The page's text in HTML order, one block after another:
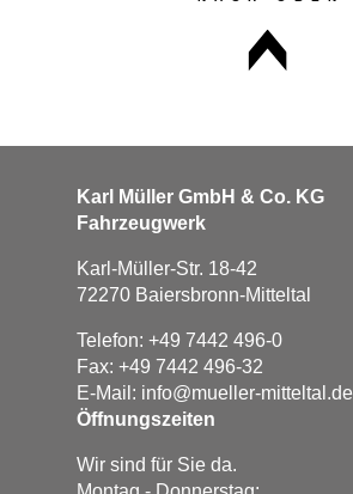
Karl Müller GmbH & Co. KG
Fahrzeugwerk
Karl-Müller-Str. 18-42
72270 Baiersbronn-Mitteltal
Telefon: +49 7442 496-0
Fax: +49 7442 496-32
E-Mail: info@mueller-mitteltal.de
Öffnungszeiten
Wir sind für Sie da.